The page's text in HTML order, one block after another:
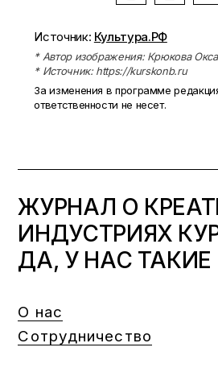
Источник: Культура.РФ
* Автор изображения: Крюкова
* Источник: https://kurskonb.ru
За изменения в программе
ответственности не несет.
ЖУРНАЛ О
ИНДУСТРИЯХ
ДА, У НАС ТАКИЕ
О нас
Сотрудничество